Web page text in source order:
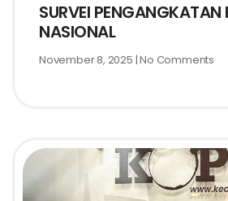
SURVEI
NASIONAL
November 8, 2025 No Comments